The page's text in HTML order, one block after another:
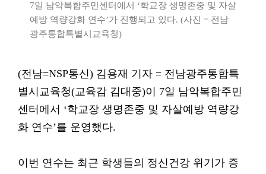
7일 남악복합주민센터에서 ‘학교장 생명존중 및 자살
예방 역량강화 연수’가 진행되고 있다. (사진 = 전남
광주통합특별시교육청)
(전남=NSP통신) 김용재 기자 = 전남광주통합특
별시교육청(교육감 김대중)이 7일 남악복합주민
센터에서 ‘학교장 생명존중 및 자살예방 역량강
화 연수’를 운영했다.
이번 연수는 최근 학생들의 정신건강 위기가 증